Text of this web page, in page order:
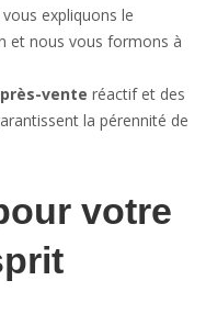
expliquons le
et nous vous formons à
vente réactif et des
la pérennité de
votre